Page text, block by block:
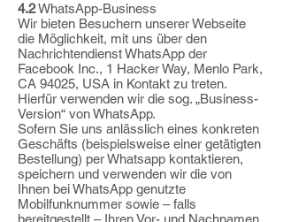
4.2WhatsApp-Business
Wir bieten Besuchern unserer Webseite
die Möglichkeit, mit uns über den
Nachrichtendienst WhatsApp der
Facebook Inc., 1 Hacker Way, Menlo Park,
CA 94025, USA in Kontakt zu treten.
Hierfür verwenden wir die sog. „Business-
Version“ vonWhatsApp.
Sofern Sie uns anlässlich eines konkreten
Geschäfts (beispielsweise einer getätigten
Bestellung) per Whatsapp kontaktieren,
speichern und verwenden wir die von
Ihnen beiWhatsApp genutzte
Mobilfunknummer sowie – falls
bereitgestellt – Ihren Vor- und Nachnamen